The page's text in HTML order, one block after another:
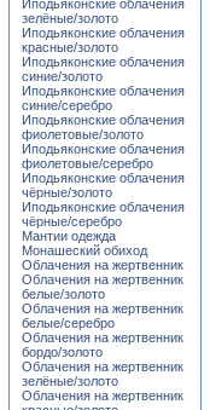
Иподьяконские облачения
зелёные/золото
Иподьяконские облачения
красные/золото
Иподьяконские облачения
синие/золото
Иподьяконские облачения
синие/серебро
Иподьяконские облачения
фиолетовые/золото
Иподьяконские облачения
фиолетовые/серебро
Иподьяконские облачения
чёрные/золото
Иподьяконские облачения
чёрные/серебро
Мантии одежда
Монашеский обиход
Облачения на жертвенник
Облачения на жертвенник
белые/золото
Облачения на жертвенник
белые/серебро
Облачения на жертвенник
бордо/золото
Облачения на жертвенник
зелёные/золото
Облачения на жертвенник